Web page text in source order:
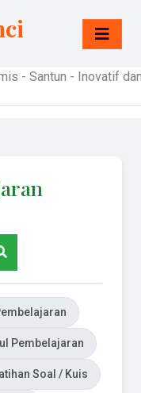
- Inovatif dan
Pembelajaran
Soal / Kuis